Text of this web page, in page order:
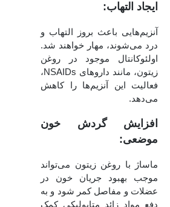
ایجاد التهاب:
آنزیم‌هایی باعث بروز التهاب و
درد می‌شوند، مهار خواهند شد.
اولئوکانتال موجود در روغن
زیتون، مانند داروهای NSAIDs،
فعالیت این آنزیم‌ها را کاهش
می‌دهد.
افزایش گردش خون
موضعی:
ماساژ با روغن زیتون می‌تواند
موجب بهبود جریان خون در
عضلات و مفاصل کمر شود و به
دفع مواد زائد متابولیکی کمک